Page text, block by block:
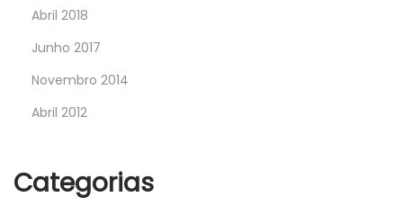
Abril 2018
Junho 2017
Novembro 2014
Abril 2012
Categorias